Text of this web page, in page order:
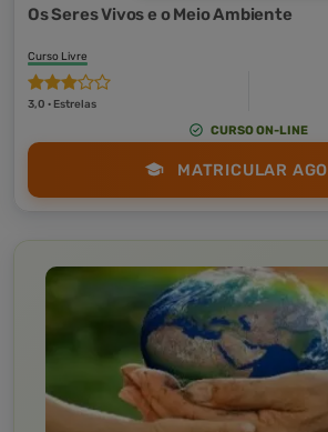
Os Seres Vivos e o Meio Ambiente
Curso Livre
3,0 · Estrelas
CURSO ON-LINE
MATRICULAR